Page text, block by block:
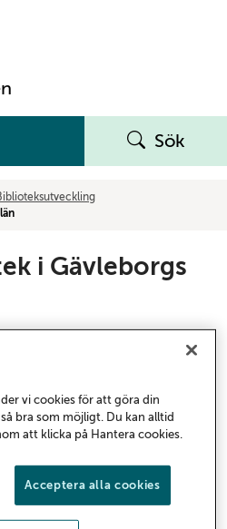
Sök
i Gävleborgs
2023 fick Sveriges
att söka bidrag för att
utifrån behov som de
Kulturrådets
bibliotek har de tio
för att utveckla sin
Stärkta bibliotek i Gävleborg
som gjorts här och
vi cookies för att göra din
bra som möjligt. Du kan alltid
att klicka på Hantera cookies.
Acceptera alla cookies